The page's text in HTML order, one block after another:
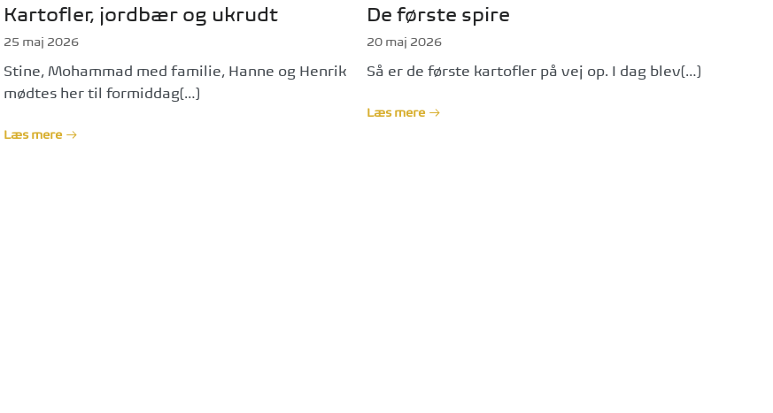
Kartofler, jordbær og ukrudt
25 maj 2026
Stine, Mohammad med familie, Hanne og Henrik
mødtes her til formiddag[…]
Læs mere
De første spire
20 maj 2026
Så er de første kartofler på vej op. I dag blev[…]
Læs mere